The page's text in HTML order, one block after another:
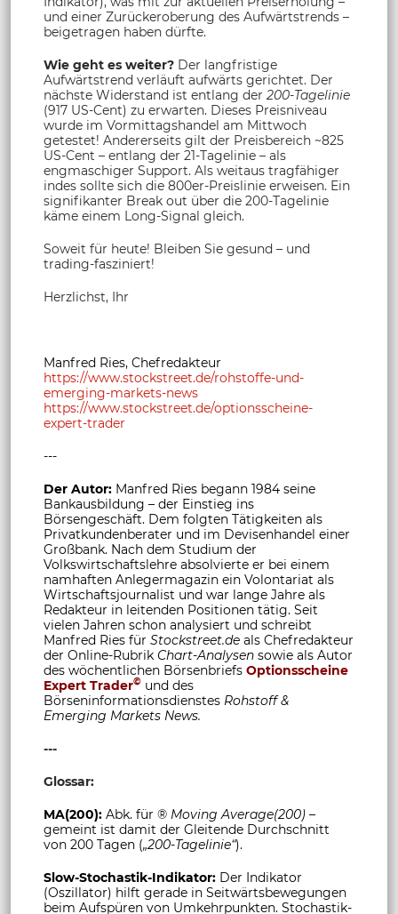
und einer Zurückeroberung des Aufwärtstrends –
beigetragen haben dürfte.
Wie geht es weiter? Der langfristige
Aufwärtstrend verläuft aufwärts gerichtet. Der
nächste Widerstand ist entlang der 200-Tagelinie
(917 US-Cent) zu erwarten. Dieses Preisniveau
wurde im Vormittagshandel am Mittwoch
getestet! Andererseits gilt der Preisbereich ~825
US-Cent – entlang der 21-Tagelinie – als
engmaschiger Support. Als weitaus tragfähiger
indes sollte sich die 800er-Preislinie erweisen. Ein
signifikanter Break out über die 200-Tagelinie
käme einem Long-Signal gleich.
Soweit für heute! Bleiben Sie gesund – und
trading-fasziniert!
Herzlichst, Ihr
Manfred Ries, Chefredakteur
https://www.stockstreet.de/rohstoffe-und-
emerging-markets-news
https://www.stockstreet.de/optionsscheine-
expert-trader
---
Der Autor: Manfred Ries begann 1984 seine
Bankausbildung – der Einstieg ins
Börsengeschäft. Dem folgten Tätigkeiten als
Privatkundenberater und im Devisenhandel einer
Großbank. Nach dem Studium der
Volkswirtschaftslehre absolvierte er bei einem
namhaften Anlegermagazin ein Volontariat als
Wirtschaftsjournalist und war lange Jahre als
Redakteur in leitenden Positionen tätig. Seit
vielen Jahren schon analysiert und schreibt
Manfred Ries für Stockstreet.de als Chefredakteur
der Online-Rubrik Chart-Analysen sowie als Autor
des wöchentlichen Börsenbriefs Optionsscheine
Expert Trader© und des
Börseninformationsdienstes Rohstoff &
Emerging Markets News.
---
Glossar:
MA(200): Abk. für ® Moving Average(200) –
gemeint ist damit der Gleitende Durchschnitt
von 200 Tagen („200-Tagelinie“).
Slow-Stochastik-Indikator: Der Indikator
(Oszillator) hilft gerade in Seitwärtsbewegungen
beim Aufspüren von Umkehrpunkten. Stochastik-